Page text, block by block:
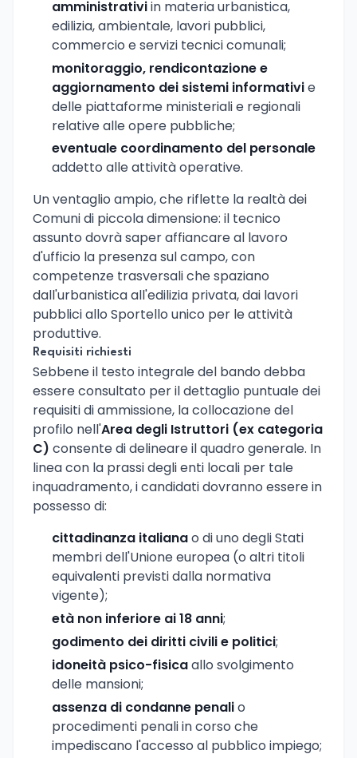
amministrativiin materia urbanistica,
edilizia, ambientale, lavori pubblici,
commercio e servizi tecnici comunali;
monitoraggio, rendicontazione e
aggiornamento dei sistemi informativie
delle piattaforme ministeriali e regionali
relative alle opere pubbliche;
eventuale coordinamento del personale
addetto alle attività operative.
Un ventaglio ampio, che riflette la realtà dei
Comuni di piccola dimensione: il tecnico
assunto dovrà saper affiancare al lavoro
d'ufficio la presenza sul campo, con
competenze trasversali che spaziano
dall'urbanistica all'edilizia privata, dai lavori
pubblici allo Sportello unico per le attività
produttive.
Requisiti richiesti
Sebbene il testo integrale del bando debba
essere consultato per il dettaglio puntuale dei
requisiti di ammissione, la collocazione del
profilo nell'Area degli Istruttori (ex categoria
C) consente di delineare il quadro generale. In
linea con la prassi degli enti locali per tale
inquadramento, i candidati dovranno essere in
possesso di:
cittadinanza italianao di uno degli Stati
membri dell'Unione europea (o altri titoli
equivalenti previsti dalla normativa
vigente);
età non inferiore ai 18 anni;
godimento dei diritti civili e politici;
idoneità psico-fisicaallo svolgimento
delle mansioni;
assenza di condanne penalio
procedimenti penali in corso che
impediscano l'accesso al pubblico impiego;